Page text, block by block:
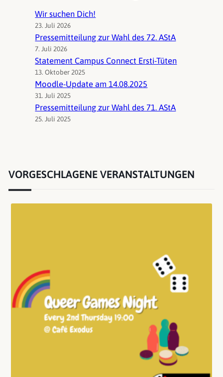
Wir suchen Dich!
23. Juli 2026
Pressemitteilung zur Wahl des 72. AStA
7. Juli 2026
Statement Campus Connect Ersti-Tüten
13. Oktober 2025
Moodle-Update am 14.08.2025
31. Juli 2025
Pressemitteilung zur Wahl des 71. AStA
25. Juli 2025
VORGESCHLAGENE VERANSTALTUNGEN